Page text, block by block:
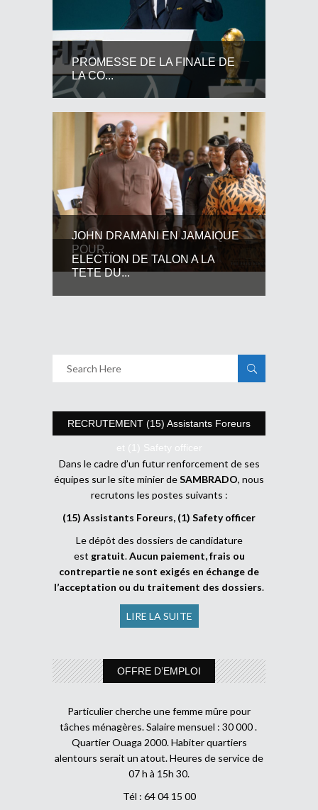
PROMESSE DE LA FINALE DE
LA CO...
JOHN DRAMANI EN JAMAIQUE
POUR...
ELECTION DE TALON A LA
TETE DU...
RECRUTEMENT (15) Assistants Foreurs
et (1) Safety officer
Dans le cadre d’un futur renforcement de ses
équipes sur le site minier deSAMBRADO, nous
recrutons les postes suivants :
(15) Assistants Foreurs, (1) Safety officer
Le dépôt des dossiers de candidature
est gratuit.Aucun paiement, frais ou
contrepartie ne sont exigés en échange de
l’acceptation ou du traitement des dossiers.
LIRE LA SUITE
OFFRE D’EMPLOI
Particulier cherche une femme mûre pour
tâches ménagères. Salaire mensuel : 30 000 .
Quartier Ouaga 2000. Habiter quartiers
alentours serait un atout. Heures de service de
07 h à 15h 30.
Tél : 64 04 15 00